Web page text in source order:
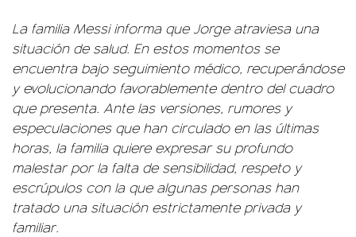
La familia Messi informa que Jorge atraviesa una
situación de salud. En estos momentos se
encuentra bajo seguimiento médico, recuperándose
y evolucionando favorablemente dentro del cuadro
que presenta. Ante las versiones, rumores y
especulaciones que han circulado en las últimas
horas, la familia quiere expresar su profundo
malestar por la falta de sensibilidad, respeto y
escrúpulos con la que algunas personas han
tratado una situación estrictamente privada y
familiar.